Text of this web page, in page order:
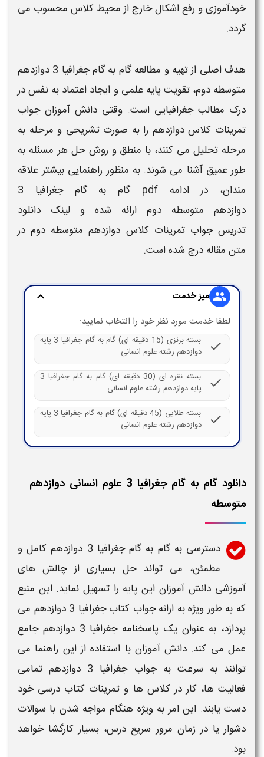
خودآموزی و رفع اشکال خارج از محیط کلاس محسوب می
گردد.
هدف اصلی از تهیه و مطالعه
گام به گام جغرافیا 3 دوازدهم
متوسطه دوم، تقویت پایه علمی و ایجاد اعتماد به نفس در
درک مطالبجغرافیاییاست. وقتی دانش آموزانجواب
تمرینات کلاس دوازدهم را به صورت تشریحی و مرحله به
مرحله تحلیل می کنند، با منطق و روش حل هر مسئله به
طور عمیق آشنا می شوند. به منظور راهنمایی بیشتر علاقه
مندان، در ادامه
pdf گام به گام جغرافیا 3
دوازدهم متوسطه دوم ارائه شده و لینک دانلود
تدریس جواب تمرینات کلاس دوازدهم متوسطه دوم در
متن مقاله درج شده است.
group میز خدمت expand_more
لطفا خدمت مورد نظر خود را انتخاب نمایید:
check
بسته برنزی (15 دقیقه ای) گام به گام جغرافیا 3 پایه
دوازدهم رشته علوم انسانی
check
بسته نقره ای (30 دقیقه ای) گام به گام جغرافیا 3
پایه دوازدهم رشته علوم انسانی
check
بسته طلایی (45 دقیقه ای) گام به گام جغرافیا 3 پایه
دوازدهم رشته علوم انسانی
دانلود گام به گام جغرافیا ​3 علوم انسانی ​دوازدهم
متوسطه
دسترسی به گام به گام جغرافیا 3 دوازدهم
کامل و
مطمئن، می تواند حل بسیاری از چالش های
آموزشی دانش آموزان این پایه را تسهیل نماید. این منبع
که به طور ویژه به ارائهجواب کتاب جغرافیا 3 دوازدهم
می
پردازد، به عنوان یک پاسخنامهجغرافیا 3 دوازدهم
جامع
عمل می کند. دانش آموزان با استفاده از این راهنما می
توانند به سرعت بهجواب جغرافیا 3 دوازدهم
تمامی
فعالیت ها، کار در کلاس ها و تمرینات کتاب درسیخود
دست یابند. این امر به ویژه هنگام مواجه شدن با سوالات
دشوار یا در زمان مرور سریع درس، بسیار کارگشا خواهد
بود.